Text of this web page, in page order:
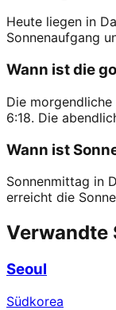
Heute liegen in
Sonnenaufgang
Wann ist die
Die
6:18. Die
Wann ist
Sonnenmittag in
erreicht die
Verwandte
Seoul
Südkorea